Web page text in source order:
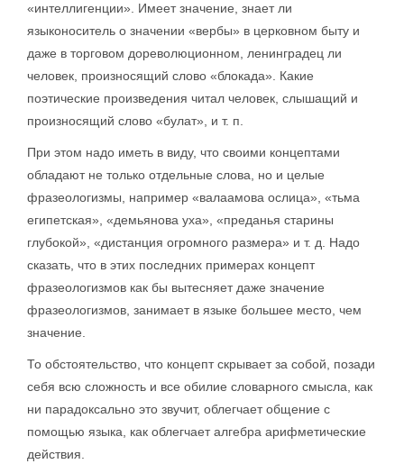
«интеллигенции». Имеет значение, знает ли
языконоситель о значении «вербы» в церковном быту и
даже в торговом дореволюционном, ленинградец ли
человек, произносящий слово «блокада». Какие
поэтические произведения читал человек, слышащий и
произносящий слово «булат», и т. п.
При этом надо иметь в виду, что своими концептами
обладают не только отдельные слова, но и целые
фразеологизмы, например «валаамова ослица», «тьма
египетская», «демьянова уха», «преданья старины
глубокой», «дистанция огромного размера» и т. д. Надо
сказать, что в этих последних примерах концепт
фразеологизмов как бы вытесняет даже значение
фразеологизмов, занимает в языке большее место, чем
значение.
То обстоятельство, что концепт скрывает за собой, позади
себя всю сложность и все обилие словарного смысла, как
ни парадоксально это звучит, облегчает общение с
помощью языка, как облегчает алгебра арифметические
действия.